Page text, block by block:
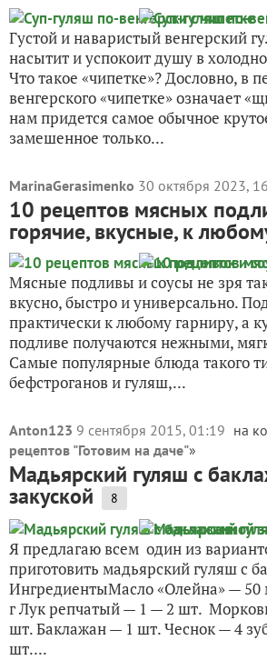
Густой и наваристый венгерский
насытит и успокоит душу в
Что такое «чипетке»? Дословно, в
венгерского «чипетке» означает
нам придется самое обычное
замешенное только...
MarinaGerasimenko 30 октября 2023,
10 рецептов мясных
горячие, вкусные, к
Мясные подливы и соусы не зря
вкусно, быстро и универсально.
практически к любому гарниру, а
подливе получаются нежными,
Самые популярные блюда такого
бефстроганов и гуляш,...
Anton123 9 сентября 2015, 01:19 на
рецептов "Готовим на даче"»
Мадьярский гуляш с
закуской 8
Я предлагаю всем один из
приготовить мадьярский гуляш с
ИнгредиентыМасло «Олейна» — 50
г Лук репчатый — 1 — 2 шт.
шт. Баклажан — 1 шт. Чеснок — 4
шт....